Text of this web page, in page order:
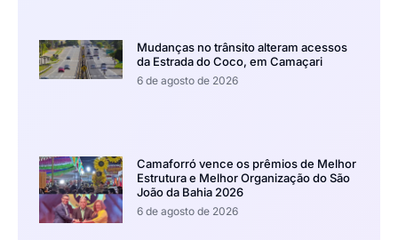
Mudanças no trânsito alteram acessos
da Estrada do Coco, em Camaçari
6 de agosto de 2026
Camaforró vence os prêmios de Melhor
Estrutura e Melhor Organização do São
João da Bahia 2026
6 de agosto de 2026